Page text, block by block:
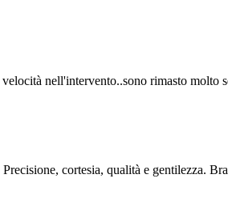
nell'intervento..sono rimasto molto
cortesia, qualità e gentilezza.